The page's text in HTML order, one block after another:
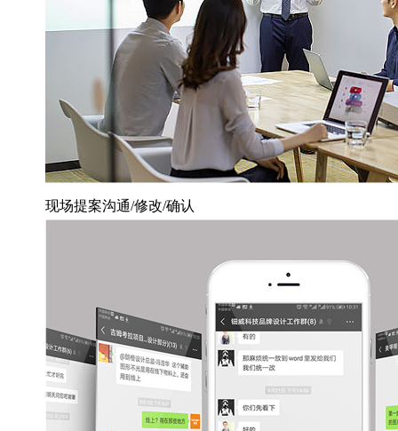
现场提案沟通/修改/确认